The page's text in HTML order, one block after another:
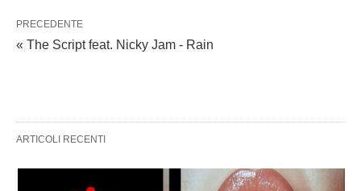
PRECEDENTE
« The Script feat. Nicky Jam - Rain
ARTICOLI RECENTI